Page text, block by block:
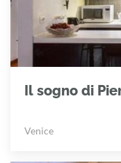
Il sogno di
Venice